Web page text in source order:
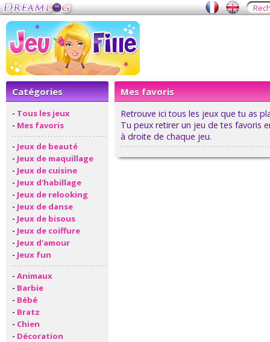
Catégories
- Tous les jeux
- Mes favoris
- Jeux de beauté
- Jeux de maquillage
- Jeux de cuisine
- Jeux d'habillage
- Jeux de relooking
- Jeux de danse
- Jeux de bisous
- Jeux de coiffure
- Jeux d'amour
- Jeux fun
- Animaux
- Barbie
- Bébé
- Bratz
- Chien
- Décoration
Mes favoris
Retrouve ici tous les jeux que tu as
Tu peux retirer un jeu de tes favoris
à droite de chaque jeu.